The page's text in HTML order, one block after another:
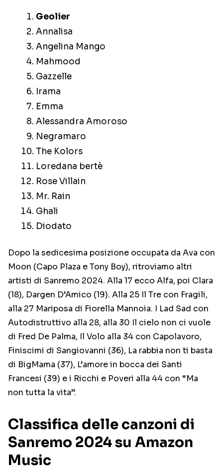
Geolier
Annalisa
Angelina Mango
Mahmood
Gazzelle
Irama
Emma
Alessandra Amoroso
Negramaro
The Kolors
Loredana bertè
Rose Villain
Mr. Rain
Ghali
Diodato
Dopo la sedicesima posizione occupata da Ava con
Moon (Capo Plaza e Tony Boy), ritroviamo altri
artisti di Sanremo 2024. Alla 17 ecco Alfa, poi Clara
(18), Dargen D’Amico (19). Alla 25 Il Tre con Fragili,
alla 27 Mariposa di Fiorella Mannoia. I Lad Sad con
Autodistruttivo alla 28, alla 30 Il cielo non ci vuole
di Fred De Palma, Il Volo alla 34 con Capolavoro,
Finiscimi di Sangiovanni (36), La rabbia non ti basta
di BigMama (37), L’amore in bocca dei Santi
Francesi (39) e i Ricchi e Poveri alla 44 con “Ma
non tutta la vita”.
Classifica delle canzoni di
Sanremo 2024 su Amazon
Music